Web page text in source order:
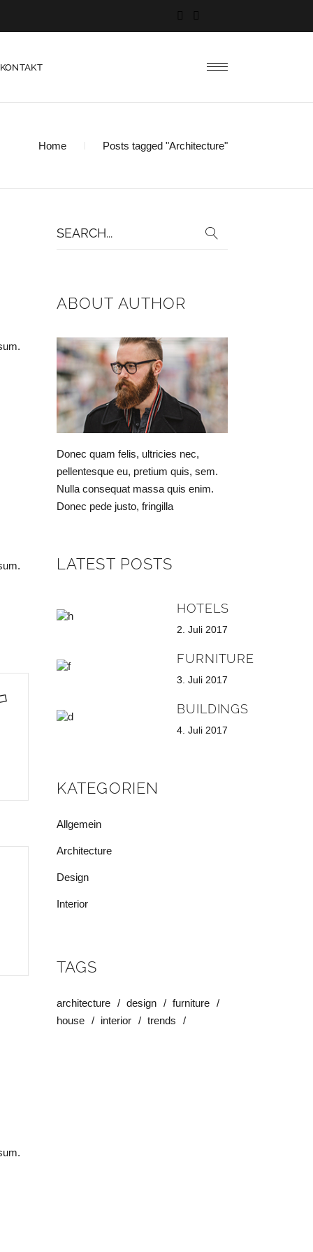
KONTAKT
Home Posts tagged "Architecture"
ABOUT AUTHOR
Donec quam felis, ultricies nec,
pellentesque eu, pretium quis, sem.
Nulla consequat massa quis enim.
Donec pede justo, fringilla
LATEST POSTS
HOTELS
2. Juli 2017
FURNITURE
3. Juli 2017
BUILDINGS
4. Juli 2017
KATEGORIEN
Allgemein
Architecture
Design
Interior
TAGS
architecture design
furniture
house
interior trends